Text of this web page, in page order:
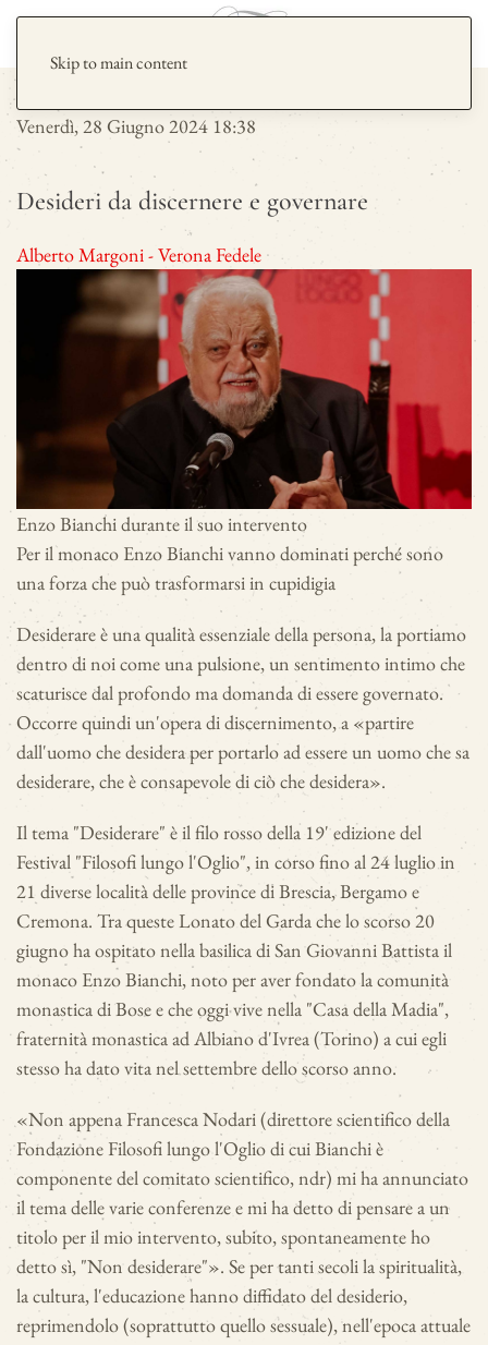
Skip to main content
Venerdì, 28 Giugno 2024 18:38
Desideri da discernere e governare
Alberto Margoni - Verona Fedele
Enzo Bianchi durante il suo intervento
Per il monaco Enzo Bianchi vanno dominati perché sono
una forza che può trasformarsi in cupidigia
Desiderare è una qualità essenziale della persona, la portiamo
dentro di noi come una pulsione, un sentimento intimo che
scaturisce dal profondo ma domanda di essere governato.
Occorre quindi un'opera di discernimento, a «partire
dall'uomo che desidera per portarlo ad essere un uomo che sa
desiderare, che è consapevole di ciò che desidera».
Il tema "Desiderare" è il filo rosso della 19' edizione del
Festival "Filosofi lungo l'Oglio", in corso fino al 24 luglio in
21 diverse località delle province di Brescia, Bergamo e
Cremona. Tra queste Lonato del Garda che lo scorso 20
giugno ha ospitato nella basilica di San Giovanni Battista il
monaco Enzo Bianchi, noto per aver fondato la comunità
monastica di Bose e che oggi vive nella "Casa della Madia",
fraternità monastica ad Albiano d'Ivrea (Torino) a cui egli
stesso ha dato vita nel settembre dello scorso anno.
«Non appena Francesca Nodari (direttore scientifico della
Fondazione Filosofi lungo l'Oglio di cui Bianchi è
componente del comitato scientifico, ndr) mi ha annunciato
il tema delle varie conferenze e mi ha detto di pensare a un
titolo per il mio intervento, subito, spontaneamente ho
detto sì, "Non desiderare"». Se per tanti secoli la spiritualità,
la cultura, l'educazione hanno diffidato del desiderio,
reprimendolo (soprattutto quello sessuale), nell'epoca attuale